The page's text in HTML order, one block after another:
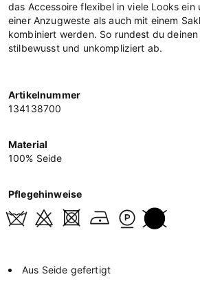
das Accessoire flexibel in viele Looks ein
einer Anzugweste als auch mit einem
kombiniert werden. So rundest du
stilbewusst und unkompliziert ab.
Artikelnummer
134138700
Material
100% Seide
Pflegehinweise
Aus Seide gefertigt